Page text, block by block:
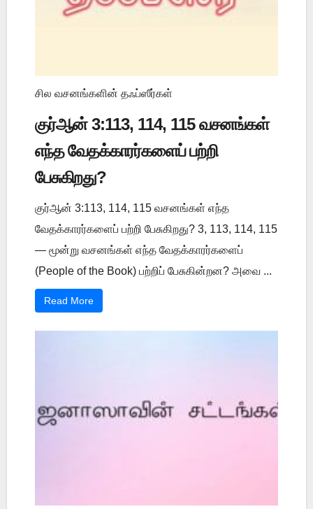
சில வசனங்களின் தஃப்ஸீர்கள்
குர்ஆன் 3:113, 114, 115 வசனங்கள்
எந்த வேதக்காரர்களைப் பற்றி
பேசுகிறது?
குர்ஆன் 3:113, 114, 115 வசனங்கள் எந்த
வேதக்காரர்களைப் பற்றி பேசுகிறது? 3, 113, 114, 115
— மூன்று வசனங்கள் எந்த வேதக்காரர்களைப்
(People of the Book) பற்றிப் பேசுகின்றன? அவை ...
Read More